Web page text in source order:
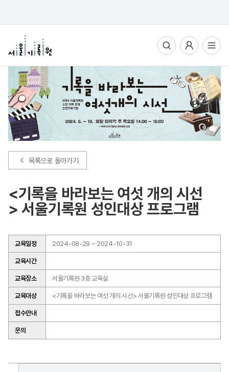
전체메뉴열기
목록으로 돌아가기
<기록을 바라보는 여섯 개의 시선
> 서울기록원 성인대상 프로그램
교육일정 2024-08-29 ~ 2024-10-31
교육시간
교육장소 서울기록원 3층 교육실
교육대상 <기록을 바라보는 여섯 개의 시선> 서울기록원 성인대상 프로그램
접수안내
문의